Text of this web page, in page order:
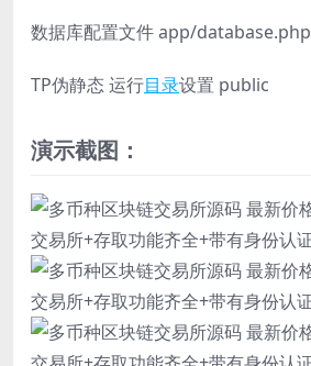
数据库配置文件 app/database.php
TP伪静态 运行目录设置 public
演示截图：